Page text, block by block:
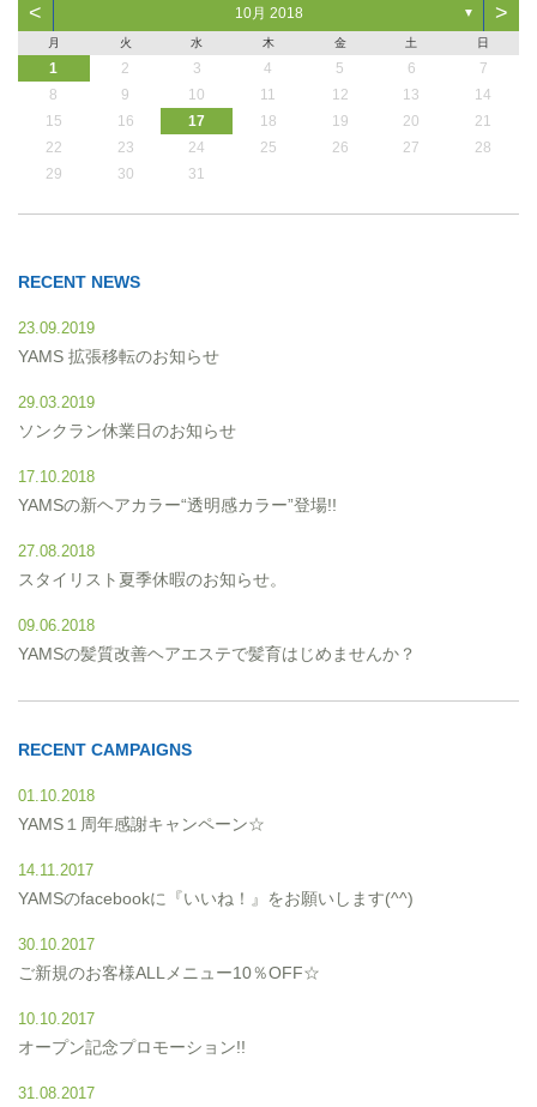
< 10月 2018 ▼ >
月 火 水 木 金 土 日
1 2 3 4 5 6
7
8
9 10 11 12 13
14
15
16 17 18 19 20
21
22
23 24 25 26 27
28
29
30 31
RECENT NEWS
23.09.2019
YAMS 拡張移転のお知らせ
29.03.2019
ソンクラン休業日のお知らせ
17.10.2018
YAMSの新ヘアカラー“透明感カラー”登場!!
27.08.2018
スタイリスト夏季休暇のお知らせ。
09.06.2018
YAMSの髪質改善ヘアエステで髪育はじめませんか？
RECENT CAMPAIGNS
01.10.2018
YAMS１周年感謝キャンペーン☆
14.11.2017
YAMSのfacebookに『いいね！』をお願いします(^^)
30.10.2017
ご新規のお客様ALLメニュー10％OFF☆
10.10.2017
オープン記念プロモーション!!
31.08.2017